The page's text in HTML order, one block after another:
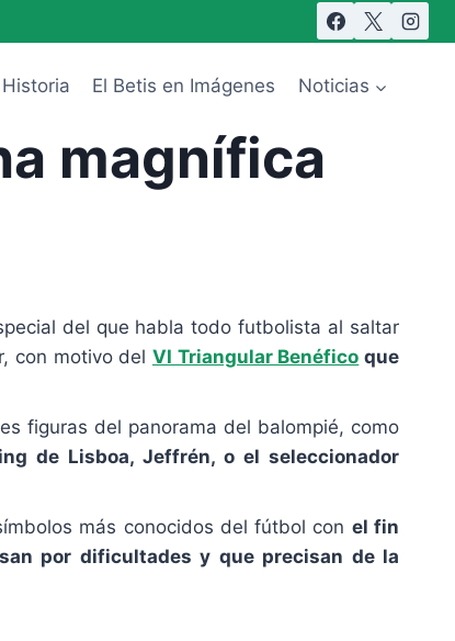
Historia El Betis en Imágenes Noticias
magnífica
del que habla todo futbolista al saltar
con motivo del VI Triangular Benéfico que
figuras del panorama del balompié, como
de Lisboa, Jeffrén, o el seleccionador
más conocidos del fútbol con el fin
por dificultades y que precisan de la